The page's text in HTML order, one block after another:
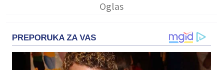
PREPORUKA ZA VAS